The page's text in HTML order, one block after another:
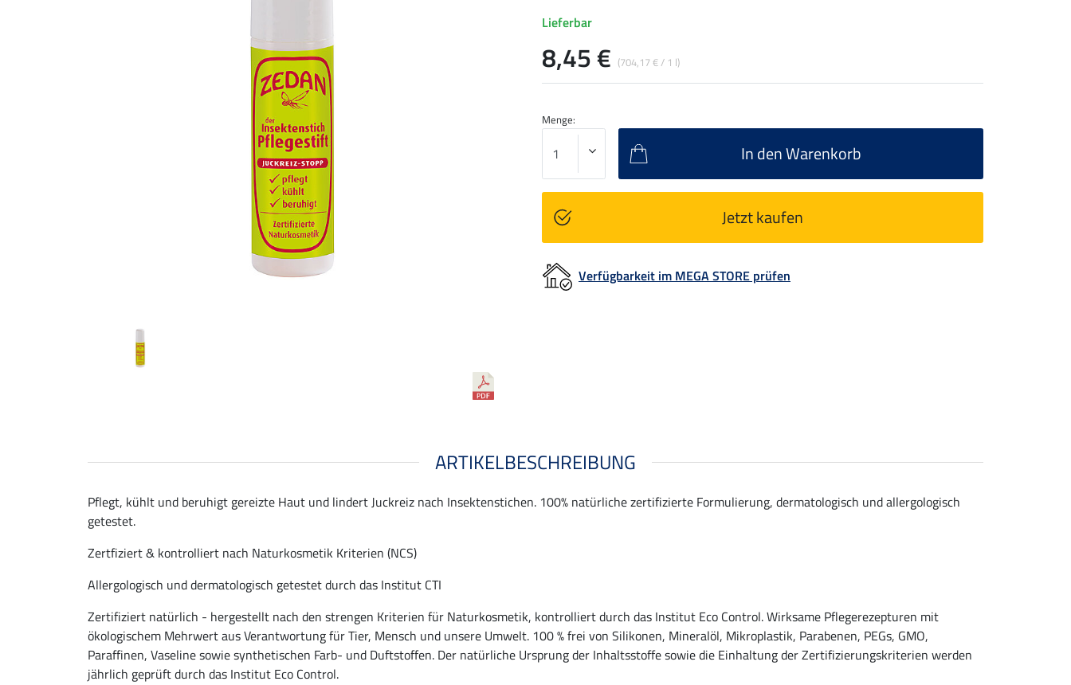
Lieferbar
8,45 € (704,17 € / 1 l)
Menge:
In den Warenkorb
Jetzt kaufen
Verfügbarkeit im MEGA STORE prüfen
ARTIKELBESCHREIBUNG
Pflegt, kühlt und beruhigt gereizte Haut und lindert Juckreiz nach Insektenstichen. 100% natürliche zertifizierte Formulierung, dermatologisch und allergologisch
getestet.
Zertfiziert & kontrolliert nach Naturkosmetik Kriterien (NCS)
Allergologisch und dermatologisch getestet durch das Institut CTI
Zertifiziert natürlich - hergestellt nach den strengen Kriterien für Naturkosmetik, kontrolliert durch das Institut Eco Control. Wirksame Pflegerezepturen mit
ökologischem Mehrwert aus Verantwortung für Tier, Mensch und unsere Umwelt. 100 % frei von Silikonen, Mineralöl, Mikroplastik, Parabenen, PEGs, GMO,
Paraffinen, Vaseline sowie synthetischen Farb- und Duftstoffen. Der natürliche Ursprung der Inhaltsstoffe sowie die Einhaltung der Zertifizierungskriterien werden
jährlich geprüft durch das Institut Eco Control.